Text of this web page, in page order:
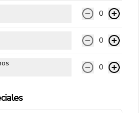
Papas Fritas Tradicionales
Papas fritas corte delgado.
Salchipapas
Papas fritas y salchichas.
0
0
0